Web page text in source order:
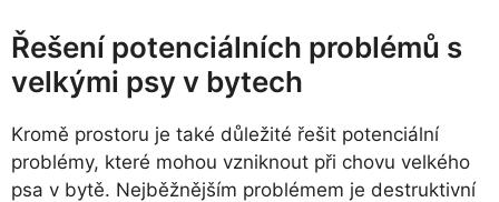
Řešení potenciálních problémů s
velkými psy v bytech
Kromě prostoru je také důležité řešit potenciální
problémy, které mohou vzniknout při chovu velkého
psa v bytě. Nejběžnějším problémem je destruktivní